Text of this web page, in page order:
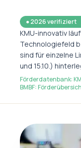
●2026 verifiziert
KMU-innovativ
Technologiefeld
sind für einzelne
und 15.10.)
Förderdatenbank:
BMBF: